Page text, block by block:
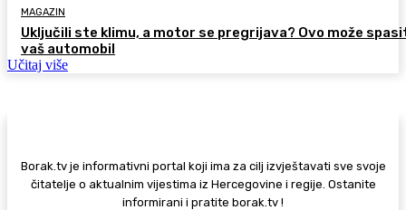
MAGAZIN
Uključili ste klimu, a motor se pregrijava? Ovo može
vaš automobil
Učitaj više
Borak.tv je informativni portal koji ima za cilj izvještavati sve svoje
čitatelje o aktualnim vijestima iz Hercegovine i regije. Ostanite
informirani i pratite borak.tv !